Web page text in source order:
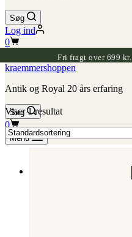
Søg
Log ind
Indkøbskurv
0
Fri fragt over 699
kraemmershoppen
Antik og Royal 20 års erfaring
Søg
Indkøbskurv
0
Menu
Viser 1 resultat